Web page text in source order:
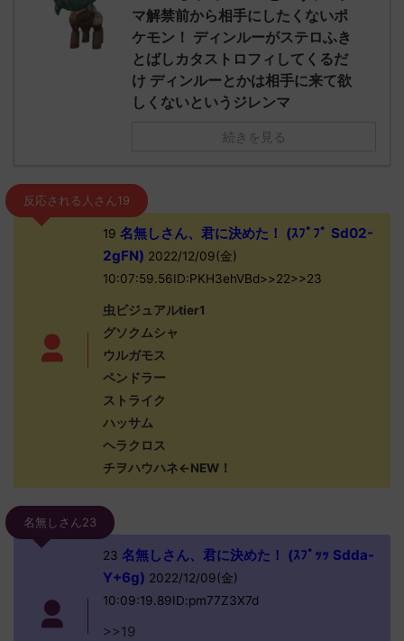
マ解禁前から相手にしたくないポ
ケモン！ ディンルーがステロふき
とばしカタストロフィしてくるだ
け ディンルーとかは相手に来て欲
しくないというジレンマ
続きを見る
反応される人さん19
19 名無しさん、君に決めた！ (ｽﾌﾟﾌﾟ Sd02-
2gFN) 2022/12/09(金)
10:07:59.56ID:PKH3ehVBd>>22>>23
虫ビジュアルtier1
グソクムシャ
ウルガモス
ペンドラー
ストライク
ハッサム
ヘラクロス
チヲハウハネ←NEW！
名無しさん23
23 名無しさん、君に決めた！ (ｽﾌﾟｯｯ Sdda-
Y+6g) 2022/12/09(金)
10:09:19.89ID:pm77Z3X7d
>>19